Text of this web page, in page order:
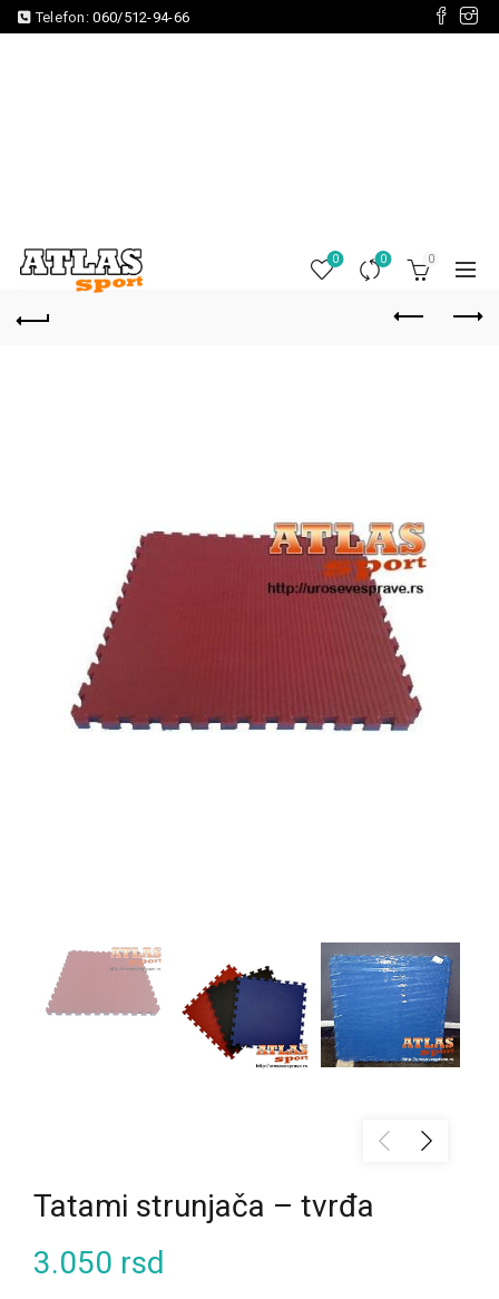
Telefon:060/512-94-66
0 0 0
Tatami strunjača – tvrđa
3.050 rsd